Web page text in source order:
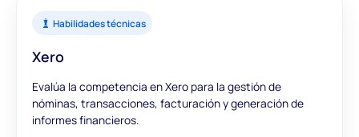
Habilidades técnicas
Xero
Evalúa la competencia en Xero para la gestión de
nóminas, transacciones, facturación y generación de
informes financieros.